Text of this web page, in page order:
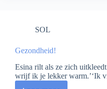
SOL
Gezondheid!
Esina rilt als ze zich
wrijf ik je lekker warm.’‘Ik